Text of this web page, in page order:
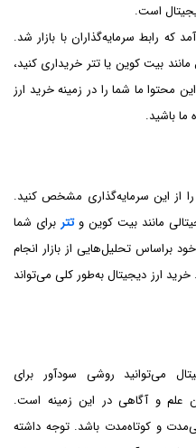
است.
که رابط سرمایه‌گذاران با بازار شد.
بیت کوین یا تتر خریداری کنید،
محتوا ما شما را در زمینه خرید ارز
باشید.
از این سرمایه‌گذاری مشخص کنید.
مانند بیت کوین وتتر برای شما
براساس تحلیل‌هایی از بازار انجام
خرید ارز دیجیتال به‌طور کلی می‌تواند
می‌توانید روشی سودآور برای
علم و آگاهی در این زمینه است.
و کوتاه‌مدت باشد. توجه داشته